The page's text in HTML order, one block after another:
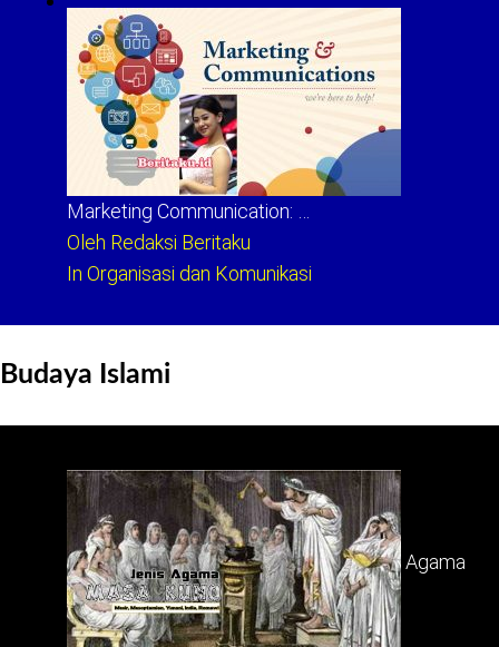
Marketing Communication: …
Oleh Redaksi Beritaku
In Organisasi dan Komunikasi
Budaya Islami
Agama